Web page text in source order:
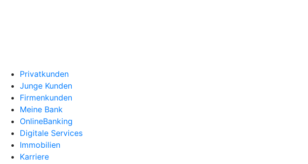
Privatkunden
Junge Kunden
Firmenkunden
Meine Bank
OnlineBanking
Digitale Services
Immobilien
Karriere